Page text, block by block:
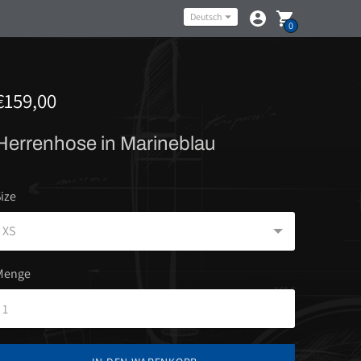
Sprache
Deutsch
0
in Marineblau